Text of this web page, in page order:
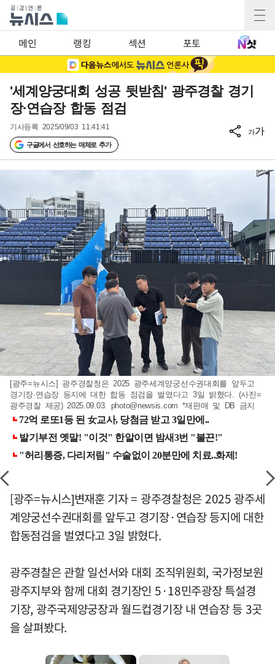
메인 랭킹 섹션 포토
'세계양궁대회 성공 뒷받침' 광주경찰 경기
장·연습장 합동 점검
기사등록 2025/09/03 11:41:41
구글에서 선호하는 매체로 추가
가가
[광주=뉴시스] 광주경찰청은 2025 광주세계양궁선수권대회를 앞두고
경기장·연습장 등지에 대한 합동 점검을 벌였다고 3일 밝혔다. (사진=
광주경찰 제공) 2025.09.03. photo@newsis.com *재판매 및 DB 금지
[광주=뉴시스]변재훈 기자 = 광주경찰청은 2025 광주세
계양궁선수권대회를 앞두고 경기장·연습장 등지에 대한
합동점검을 벌였다고 3일 밝혔다.
광주경찰은 관할 일선서와 대회 조직위원회, 국가정보원
광주지부와 함께 대회 경기장인 5·18민주광장 특설경
기장, 광주국제양궁장과 월드컵경기장 내 연습장 등 3곳
을 살펴봤다.